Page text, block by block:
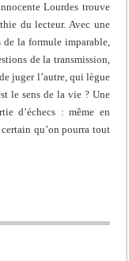
Lourdes trouve
du lecteur. Avec une
de la formule imparable,
de la transmission,
juger l’autre, qui lègue
le sens de la vie ? Une
d’échecs : même en
qu’on pourra tout